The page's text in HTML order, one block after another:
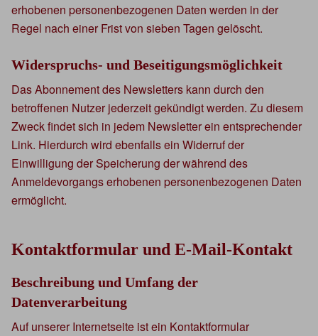
erhobenen personenbezogenen Daten werden in der
Regel nach einer Frist von sieben Tagen gelöscht.
Widerspruchs- und Beseitigungsmöglichkeit
Das Abonnement des Newsletters kann durch den
betroffenen Nutzer jederzeit gekündigt werden. Zu diesem
Zweck findet sich in jedem Newsletter ein entsprechender
Link. Hierdurch wird ebenfalls ein Widerruf der
Einwilligung der Speicherung der während des
Anmeldevorgangs erhobenen personenbezogenen Daten
ermöglicht.
Kontaktformular und E-Mail-Kontakt
Beschreibung und Umfang der
Datenverarbeitung
Auf unserer Internetseite ist ein Kontaktformular